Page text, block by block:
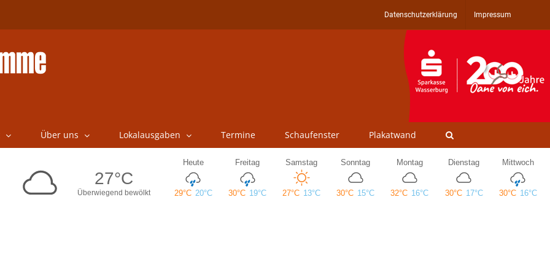
Datenschutzerklärung Impressum
Über uns Lokalausgaben Termine Schaufenster Plakatwand